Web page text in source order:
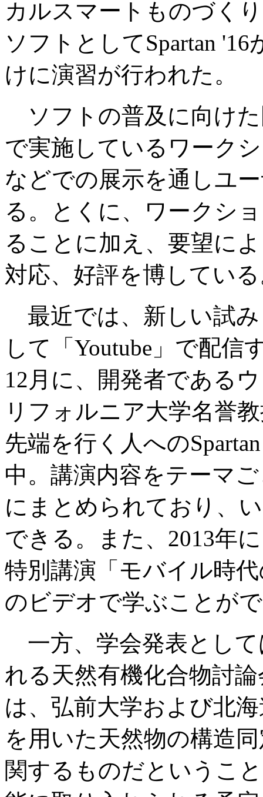
カルスマートものづく
ソフトとしてSpartan
けに演習が行われた。
ソフトの普及に向け
で実施しているワーク
などでの展示を通しユ
る。とくに、ワークシ
ることに加え、要望に
対応、好評を博してい
最近では、新しい試
して「Youtube」で配信
12月に、開発者である
リフォルニア大学名誉
先端を行く人への
中。講演内容をテーマ
にまとめられており、
できる。また、2013年
特別講演「モバイル時
のビデオで学ぶことが
一方、学会発表として
れる天然有機化合物討
は、弘前大学および北
を用いた天然物の構造
関するものだというこ